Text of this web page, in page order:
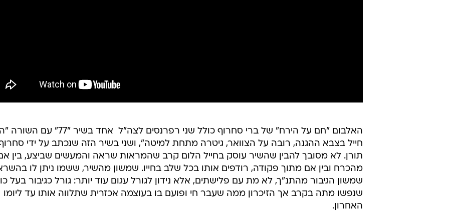
האלבום "חם על הירח" של ברי סחרוף כולל שני רפרנסים לצה"ל  אחד בשיר
חייל בצבא ההגנה, רובה על הצוואר, גיטרה מתחת למיטה", ושני בשיר הזה שנכתב על ידי סחרוף
תורן. לא מסובך להבין שהשיר עוסק בחייל הלום קרב שהמראות שראה והמעשים שביצע, בין
מהכרח ובין אם מתוך פקודה, רודפים אותו בכל שלב בחייו. שמשון מהשיר, ששמו ניתן לו
שמשון הגיבור מהתנ"ך, לא מת עם פלישתים, אלא נידון לגורל עגום עוד יותר: גורל כגיבור בעל
שנפשו מתה בקרב אך הזיכרון ממה שעבר חי ופועם בו בעוצמה אכזרית שתלווה אותו עד ליומו
האחרון.